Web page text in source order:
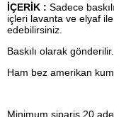
İÇERİK : Sadece
içleri lavanta ve elyaf
edebilirsiniz.
Baskılı olarak gönderilir.
Ham bez amerikan
Minimum sipariş 20